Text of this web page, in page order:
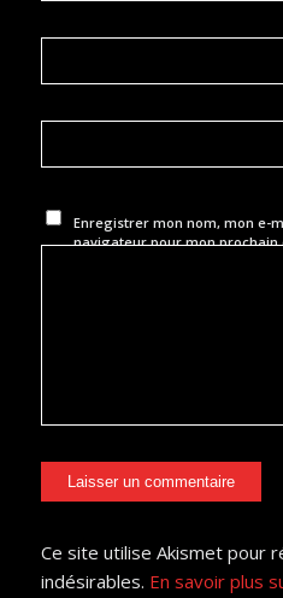
Enregistrer mon nom, mon e-
navigateur pour mon
Ce site utilise Akismet pour
indésirables. En savoir plus